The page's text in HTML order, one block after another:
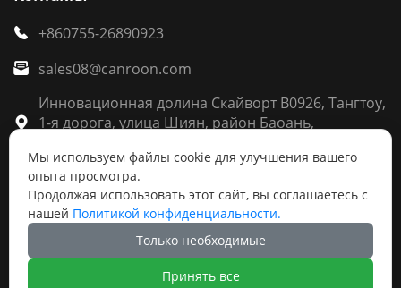
 +860755-26890923
 sales08@canroon.com

Инновационная долина Скайворт B0926, Тангтоу,
1-я дорога, улица Шиян, район Баоань,
Авторское право ©Шэньчжэньское ООО по
электрооборудования Канрун(Canroon)
Мы используем файлы cookie для улучшения вашего
опыта просмотра.
Продолжая использовать этот сайт, вы соглашаетесь с
нашей Политикой конфиденциальности.
Только необходимые
Принять все